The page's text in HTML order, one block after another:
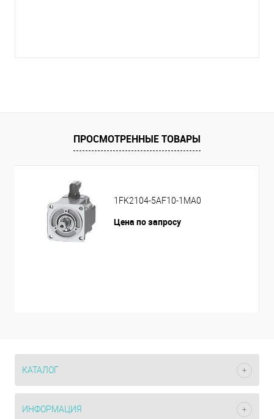
ПРОСМОТРЕННЫЕ ТОВАРЫ
1FK2104-5AF10-1MA0
Цена по запросу
КАТАЛОГ
ИНФОРМАЦИЯ